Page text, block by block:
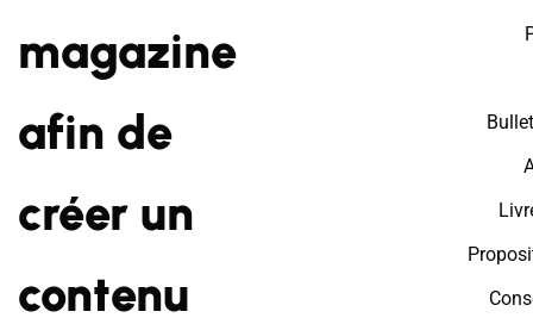
magazine
afin de
créer un
contenu